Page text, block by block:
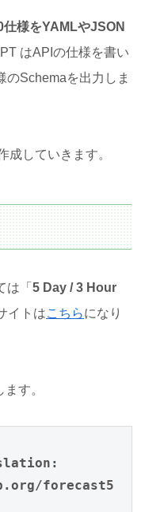
様をYAMLやJSON
はAPIの仕様を書い
のSchemaを出力しま
成していきます。
は「 5 Day / 3 Hour
イトはこちらになり
す。
forecast5